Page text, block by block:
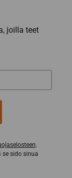
joilla teet
.
sido sinua